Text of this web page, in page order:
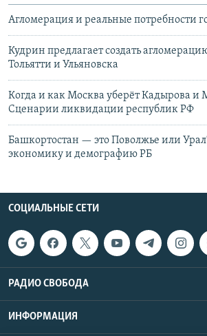
Агломерация и реальные потребности
Кудрин предлагает создать
Тольятти и Ульяновска
Когда и как Москва уберёт Кадырова и
Сценарии ликвидации республик РФ
Башкортостан — это Поволжье или
экономику и демографию РБ
СОЦИАЛЬНЫЕ СЕТИ
РАДИО СВОБОДА
ИНФОРМАЦИЯ